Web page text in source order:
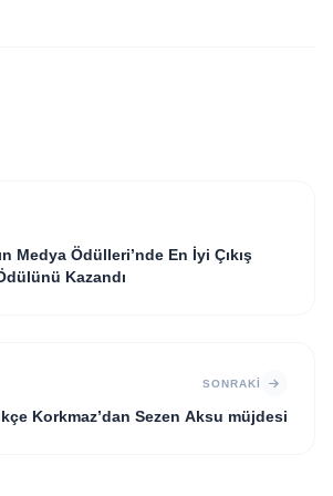
Medya Ödülleri’nde En İyi Çıkış
Kazandı
SONRAKI
Korkmaz’dan Sezen Aksu müjdesi